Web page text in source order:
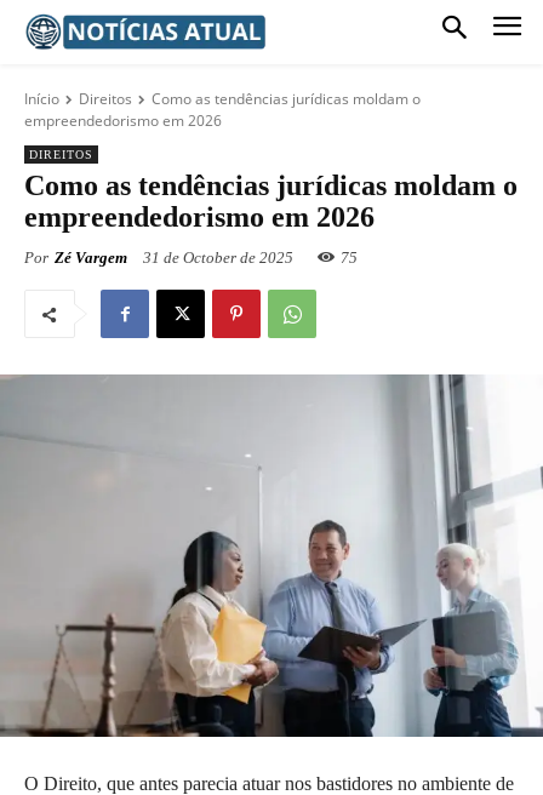
Início Direitos
Como as tendências jurídicas moldam o
empreendedorismo em 2026
DIREITOS
Como as tendências jurídicas moldam o
empreendedorismo em 2026
Por Zé Vargem 31 de October de 2025 75
O Direito, que antes parecia atuar nos bastidores no ambiente de